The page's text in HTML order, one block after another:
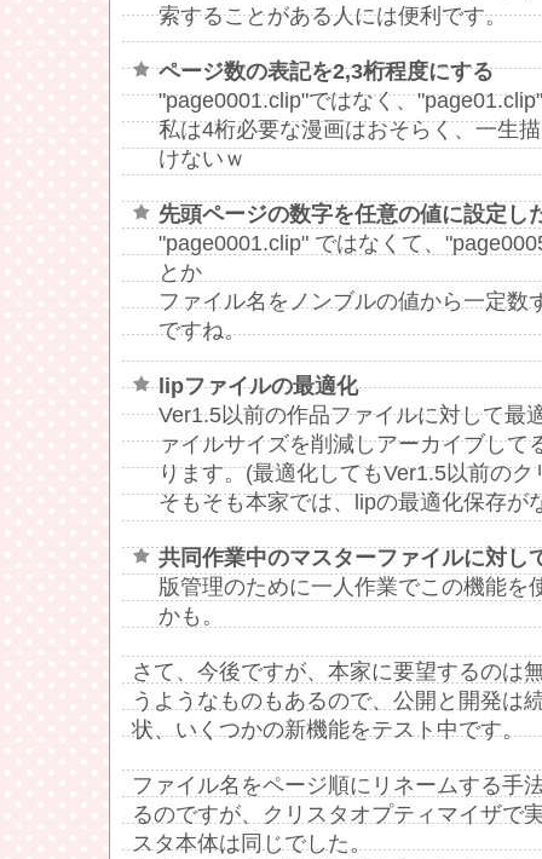
索することがある人には便利です。
ページ数の表記を2,3桁程度にする
"page0001.clip"ではなく、
私は4桁必要な漫画はおそらく、一生
けないｗ
先頭ページの数字を任意の値に設定し
"page0001.clip" ではなくて、
とか
ファイル名をノンブルの値から一定数
ですね。
lipファイルの最適化
Ver1.5以前の作品ファイルに対して最
ァイルサイズを削減しアーカイブして
ります。(最適化してもVer1.5以前の
そもそも本家では、lipの最適化保存が
共同作業中のマスターファイルに対し
版管理のために一人作業でこの機能を
かも。
さて、今後ですが、本家に要望するのは
うようなものもあるので、公開と開発は
状、いくつかの新機能をテスト中です。
ファイル名をページ順にリネームする手
るのですが、クリスタオプティマイザで
スタ本体は同じでした。